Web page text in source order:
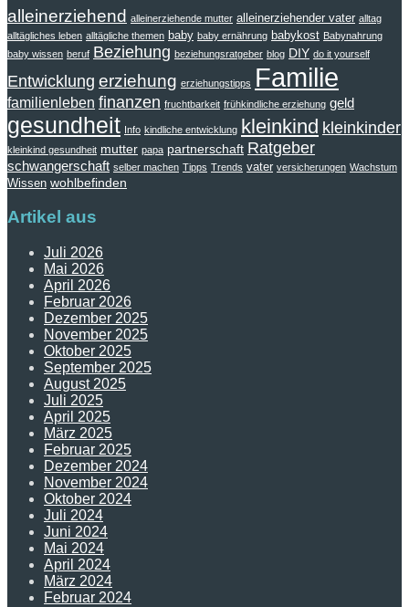
alleinerziehend alleinerziehende mutter alleinerziehender vater alltag
alltägliches leben alltägliche themen baby baby ernährung babykost Babynahrung
baby wissen beruf Beziehung beziehungsratgeber blog DIY do it yourself
Entwicklung erziehung erziehungstipps Familie
familienleben finanzen fruchtbarkeit frühkindliche erziehung geld
gesundheit Info kindliche entwicklung kleinkind kleinkinder
kleinkind gesundheit mutter papa partnerschaft Ratgeber
schwangerschaft selber machen Tipps Trends vater versicherungen Wachstum
Wissen wohlbefinden
Artikel aus
Juli 2026
Mai 2026
April 2026
Februar 2026
Dezember 2025
November 2025
Oktober 2025
September 2025
August 2025
Juli 2025
April 2025
März 2025
Februar 2025
Dezember 2024
November 2024
Oktober 2024
Juli 2024
Juni 2024
Mai 2024
April 2024
März 2024
Februar 2024